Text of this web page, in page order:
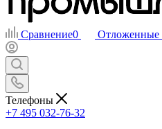
Сравнение0 Отложенные
Телефоны
+7 495 032-76-32